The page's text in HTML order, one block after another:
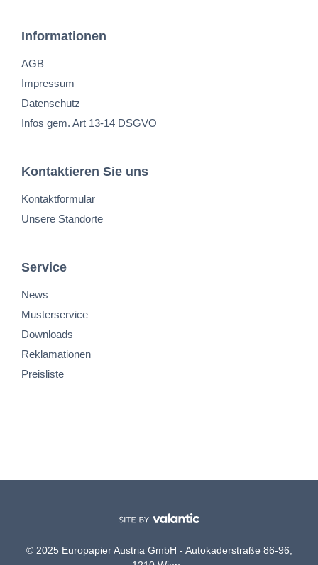
Informationen
AGB
Impressum
Datenschutz
Infos gem. Art 13-14 DSGVO
Kontaktieren Sie uns
Kontaktformular
Unsere Standorte
Service
News
Musterservice
Downloads
Reklamationen
Preisliste
© 2025 Europapier Austria GmbH - Autokaderstraße 86-96,